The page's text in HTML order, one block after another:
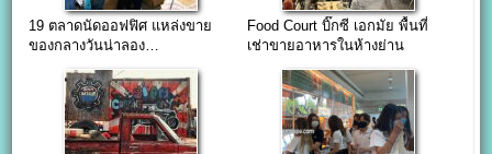
19 ตลาดนัดออฟฟิศ แหล่งขาย
ของกลางวันน่าลอง…
Food Court บิ๊กซี เอกมัย พื้นที่
เช่าขายอาหารในห้างย่าน